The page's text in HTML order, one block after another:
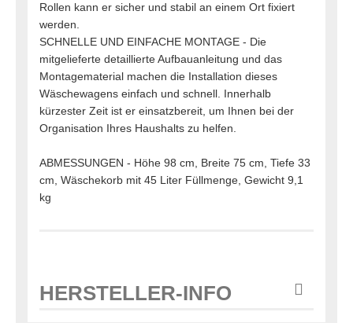
Rollen kann er sicher und stabil an einem Ort fixiert
werden.
SCHNELLE UND EINFACHE MONTAGE - Die
mitgelieferte detaillierte Aufbauanleitung und das
Montagematerial machen die Installation dieses
Wäschewagens einfach und schnell. Innerhalb
kürzester Zeit ist er einsatzbereit, um Ihnen bei der
Organisation Ihres Haushalts zu helfen.
ABMESSUNGEN - Höhe 98 cm, Breite 75 cm, Tiefe 33
cm, Wäschekorb mit 45 Liter Füllmenge, Gewicht 9,1
kg
HERSTELLER-INFO